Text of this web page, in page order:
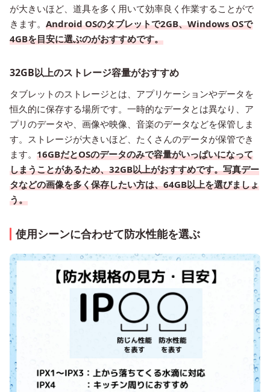
が大きいほど、道具を多く用いて効率良く作業することがで
きます。 Android OSのタブレットで2GB、Windows OSで
4GBを目安に選ぶのがおすすめです。
32GB以上のストレージ容量がおすすめ
タブレットのストレージとは、アプリケーションやデータを
恒久的に保存する場所です。一時的なデータとは異なり、ア
プリのデータや、画像や映像、音楽のデータなどを保管しま
す。ストレージが大きいほど、たくさんのデータが保管でき
ます。 16GBだとOSのデータのみで容量がいっぱいになって
しまうことがあるため、32GB以上がおすすめです。写真デー
タなどの画像を多く保存したい方は、64GB以上を選びましょ
う。
使用シーンに合わせて防水性能を選ぶ